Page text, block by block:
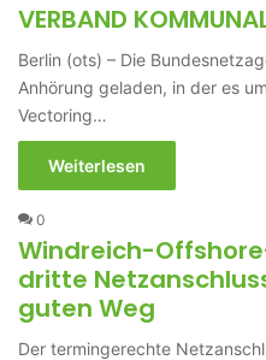
VERBAND
Berlin (ots) – Die
Anhörung geladen, in der es
Vectoring…
Weiterlesen
0
Windreich-
dritte
guten Weg
Der termingerechte